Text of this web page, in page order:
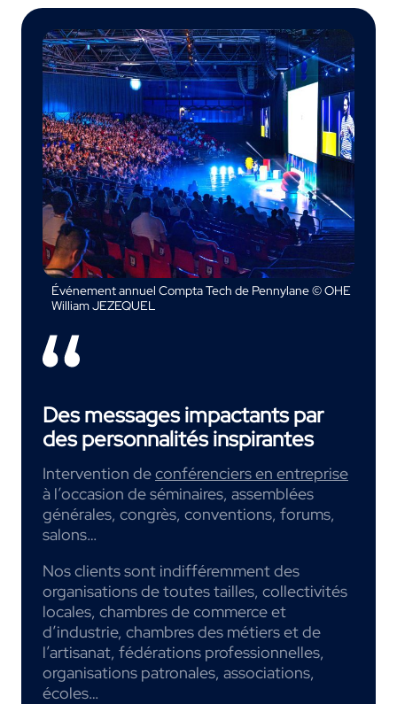
Événement annuel Compta Tech de Pennylane © OHE
William JEZEQUEL
Des messages impactants par
des personnalités inspirantes
Intervention deconférenciers en entreprise
à l’occasion de séminaires, assemblées
générales, congrès, conventions, forums,
salons…
Nos clients sont indifféremment des
organisations de toutes tailles, collectivités
locales, chambres de commerce et
d’industrie, chambres des métiers et de
l’artisanat, fédérations professionnelles,
organisations patronales, associations,
écoles…